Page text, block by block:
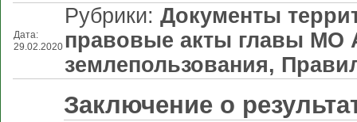
Дата:
29.02.2020
Рубрики: Документы
правовые акты главы МО
землепользования,
Заключение о